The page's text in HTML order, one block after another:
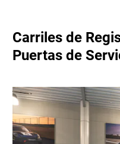
Carriles de
Puertas de